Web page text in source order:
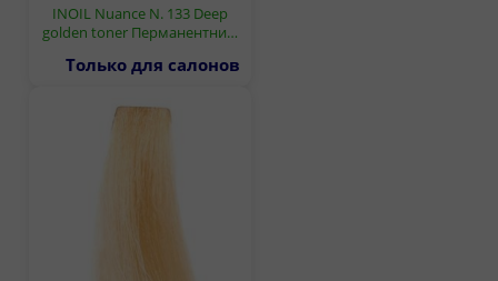
INOIL Nuance N. 133 Deep
golden toner Перманентни…
Только для салонов